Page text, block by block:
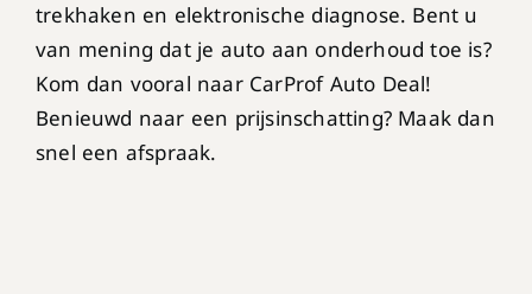
trekhaken en elektronische diagnose. Bent u
van mening dat je auto aan onderhoud toe is?
Kom dan vooral naar CarProf Auto Deal!
Benieuwd naar een prijsinschatting? Maak dan
snel een afspraak.